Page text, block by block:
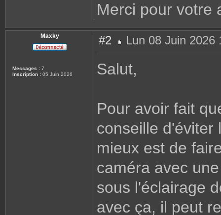
Merci pour votre
Maxky
Messages : 7
Inscription : 05 Juin 2026
#2
e
Lun 08 Juin 2026
Salut,
Pour avoir fait
conseille d'éviter
mieux est de
caméra avec
sous l'éclairage
avec ça, il peut